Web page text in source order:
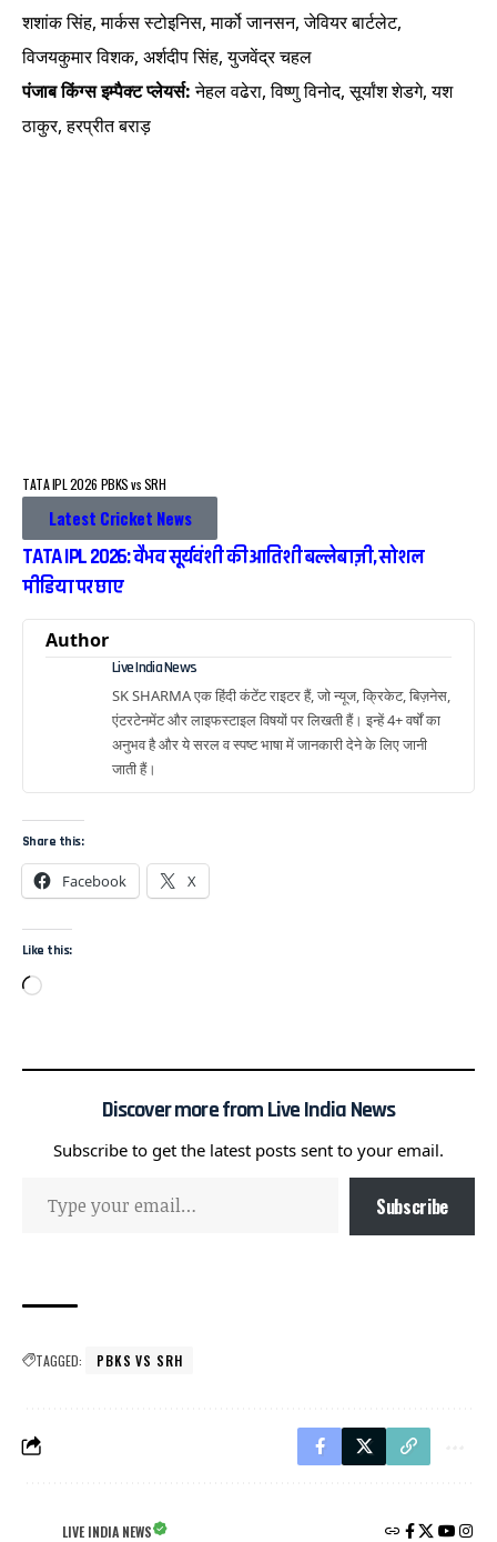
शशांक सिंह, मार्कस स्टोइनिस, मार्को जानसन, जेवियर बार्टलेट,
विजयकुमार विशक, अर्शदीप सिंह, युजवेंद्र चहल
पंजाब किंग्स इम्पैक्ट प्लेयर्स:नेहल वढेरा, विष्णु विनोद, सूर्यांश शेडगे, यश
ठाकुर, हरप्रीत बराड़
TATA IPL 2026 PBKS vs SRH
Latest Cricket News
TATA IPL 2026: वैभव सूर्यवंशी की आतिशी बल्लेबाज़ी, सोशल
मीडिया पर छाए
Author
Live India News
SK SHARMA एक हिंदी कंटेंट राइटर हैं, जो न्यूज, क्रिकेट, बिज़नेस,
एंटरटेनमेंट और लाइफस्टाइल विषयों पर लिखती हैं। इन्हें 4+ वर्षों का
अनुभव है और ये सरल व स्पष्ट भाषा में जानकारी देने के लिए जानी
जाती हैं।
Share this:
Facebook X
Like this:
Discover more from Live India News
Subscribe to get the latest posts sent to your email.
Subscribe
TAGGED: PBKS VS SRH
LIVE INDIA NEWS